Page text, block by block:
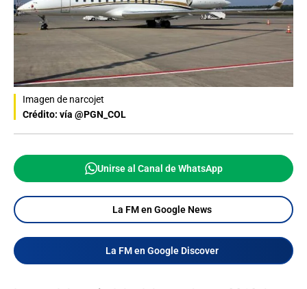
Imagen de narcojet
Crédito: vía @PGN_COL
Unirse al Canal de WhatsApp
La FM en Google News
La FM en Google Discover